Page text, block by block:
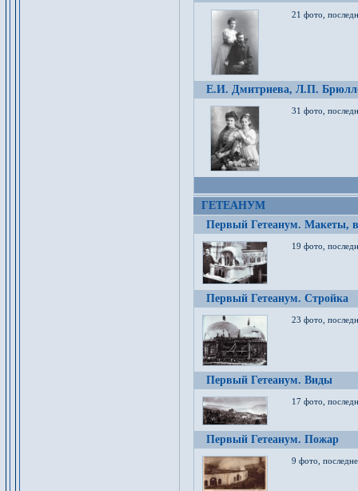
21 фото,
Е.И. Дмитриева, Л.П.
31 фото,
ГЕТЕАНУМ
Первый Гетеанум. Макеты,
19 фото,
Первый Гетеанум. Стройка
23 фото,
Первый Гетеанум. Виды
17 фото,
Первый Гетеанум. Пожар
9 фото,